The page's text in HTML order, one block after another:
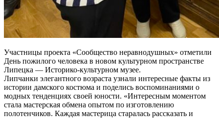
Участницы проекта «Сообщество неравнодушных» отметили
День пожилого человека в новом культурном пространстве
Липецка — Историко-культурном музее.
Липчанки элегантного возраста узнали интересные факты из
истории дамского костюма и поделись воспоминаниями о
модных тенденциях своей юности. «Интересным моментом
стала мастерская обмена опытом по изготовлению
полотенчиков. Каждая мастерица старалась рассказать и